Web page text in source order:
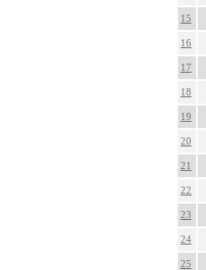
15
16
17
18
19
20
21
22
23
24
25